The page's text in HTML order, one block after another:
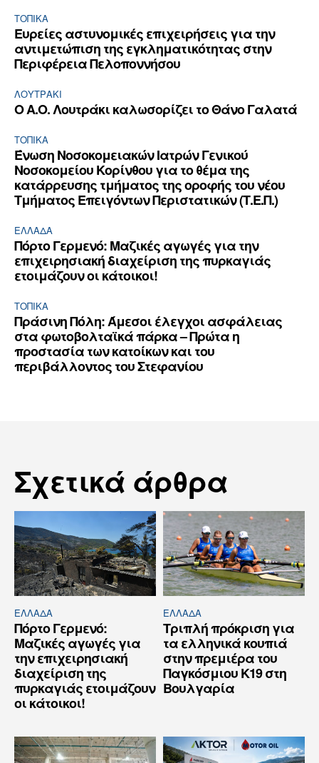
ΤΟΠΙΚΑ
Ευρείες αστυνομικές επιχειρήσεις για την
αντιμετώπιση της εγκληματικότητας στην
Περιφέρεια Πελοποννήσου
ΛΟΥΤΡΆΚΙ
Ο Α.Ο. Λουτράκι καλωσορίζει το Θάνο Γαλατά
ΤΟΠΙΚΑ
Ένωση Νοσοκομειακών Ιατρών Γενικού
Νοσοκομείου Κορίνθου για το θέμα της
κατάρρευσης τμήματος της οροφής του νέου
Τμήματος Επειγόντων Περιστατικών (Τ.Ε.Π.)
ΕΛΛΆΔΑ
Πόρτο Γερμενό: Μαζικές αγωγές για την
επιχειρησιακή διαχείριση της πυρκαγιάς
ετοιμάζουν οι κάτοικοι!
ΤΟΠΙΚΑ
Πράσινη Πόλη: Άμεσοι έλεγχοι ασφάλειας
στα φωτοβολταϊκά πάρκα – Πρώτα η
προστασία των κατοίκων και του
περιβάλλοντος του Στεφανίου
Σχετικά άρθρα
ΕΛΛΆΔΑ
Πόρτο Γερμενό:
Μαζικές αγωγές για
την επιχειρησιακή
διαχείριση της
πυρκαγιάς ετοιμάζουν
οι κάτοικοι!
ΕΛΛΆΔΑ
Τριπλή πρόκριση για
τα ελληνικά κουπιά
στην πρεμιέρα του
Παγκόσμιου Κ19 στη
Βουλγαρία